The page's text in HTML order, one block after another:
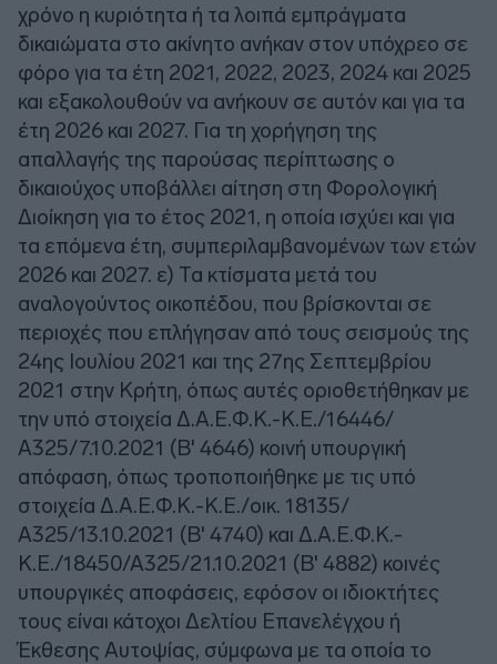
χρόνο η κυριότητα ή τα λοιπά εμπράγματα
δικαιώματα στο ακίνητο ανήκαν στον υπόχρεο σε
φόρο για τα έτη 2021, 2022, 2023, 2024 και 2025
και εξακολουθούν να ανήκουν σε αυτόν και για τα
έτη 2026 και 2027. Για τη χορήγηση της
απαλλαγής της παρούσας περίπτωσης ο
δικαιούχος υποβάλλει αίτηση στη Φορολογική
Διοίκηση για το έτος 2021, η οποία ισχύει και για
τα επόμενα έτη, συμπεριλαμβανομένων των ετών
2026 και 2027. ε) Τα κτίσματα μετά του
αναλογούντος οικοπέδου, που βρίσκονται σε
περιοχές που επλήγησαν από τους σεισμούς της
24ης Ιουλίου 2021 και της 27ης Σεπτεμβρίου
2021 στην Κρήτη, όπως αυτές οριοθετήθηκαν με
την υπό στοιχεία Δ.Α.Ε.Φ.Κ.-Κ.Ε./16446/
Α325/7.10.2021 (Β' 4646) κοινή υπουργική
απόφαση, όπως τροποποιήθηκε με τις υπό
στοιχεία Δ.Α.Ε.Φ.Κ.-Κ.Ε./οικ. 18135/
Α325/13.10.2021 (Β' 4740) και Δ.Α.Ε.Φ.Κ.-
Κ.Ε./18450/Α325/21.10.2021 (Β' 4882) κοινές
υπουργικές αποφάσεις, εφόσον οι ιδιοκτήτες
τους είναι κάτοχοι Δελτίου Επανελέγχου ή
Έκθεσης Αυτοψίας, σύμφωνα με τα οποία το